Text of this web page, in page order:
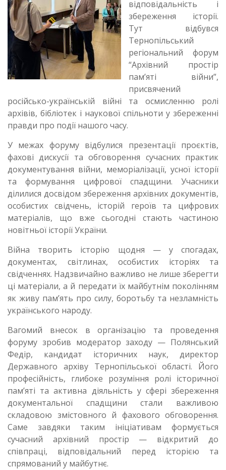
відповідальність і
збереження історії.
Тут відбувся
Тернопільський
регіональний форум
“Архівний простір
пам’яті війни”,
присвячений
російсько-українській війні та осмисленню ролі
архівів, бібліотек і наукової спільноти у збереженні
правди про події нашого часу.
У межах форуму відбулися презентації проєктів,
фахові дискусії та обговорення сучасних практик
документування війни, меморіалізації, усної історії
та формування цифрової спадщини. Учасники
ділилися досвідом збереження архівних документів,
особистих свідчень, історій героїв та цифрових
матеріалів, що вже сьогодні стають частиною
новітньої історії України.
Війна творить історію щодня — у спогадах,
документах, світлинах, особистих історіях та
свідченнях. Надзвичайно важливо не лише зберегти
ці матеріали, а й передати їх майбутнім поколінням
як живу пам’ять про силу, боротьбу та незламність
українського народу.
Вагомий внесок в організацію та проведення
форуму зробив модератор заходу — Полянський
Федір, кандидат історичних наук, директор
Державного архіву Тернопільської області. Його
професійність, глибоке розуміння ролі історичної
пам’яті та активна діяльність у сфері збереження
документальної спадщини стали важливою
складовою змістовного й фахового обговорення.
Саме завдяки таким ініціативам формується
сучасний архівний простір — відкритий до
співпраці, відповідальний перед історією та
спрямований у майбутнє.